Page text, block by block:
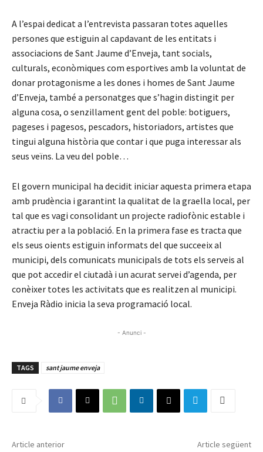
A l’espai dedicat a l’entrevista passaran totes aquelles
persones que estiguin al capdavant de les entitats i
associacions de Sant Jaume d’Enveja, tant socials,
culturals, econòmiques com esportives amb la voluntat de
donar protagonisme a les dones i homes de Sant Jaume
d’Enveja, també a personatges que s’hagin distingit per
alguna cosa, o senzillament gent del poble: botiguers,
pageses i pagesos, pescadors, historiadors, artistes que
tingui alguna història que contar i que puga interessar als
seus veïns. La veu del poble…
El govern municipal ha decidit iniciar aquesta primera etapa
amb prudència i garantint la qualitat de la graella local, per
tal que es vagi consolidant un projecte radiofònic estable i
atractiu per a la població. En la primera fase es tracta que
els seus oients estiguin informats del que succeeix al
municipi, dels comunicats municipals de tots els serveis al
que pot accedir el ciutadà i un acurat servei d’agenda, per
conèixer totes les activitats que es realitzen al municipi.
Enveja Ràdio inicia la seva programació local.
- Anunci -
TAGS sant jaume enveja
Article anterior Article següent